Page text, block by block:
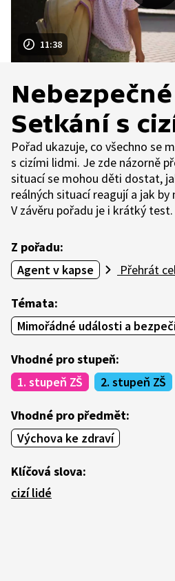
11:38
Setkání s
Pořad ukazuje, co všechno se
s cizími lidmi. Je zde názorně
situací se mohou děti dostat,
reálných situací reagují a jak
V závěru pořadu je i krátký test.
Z pořadu:
Agent v kapse
Přehrát
Témata:
Mimořádné události a
Vhodné pro stupeň:
1. stupeň ZŠ
2. stupeň ZŠ
Vhodné pro předmět:
Výchova ke zdraví
Klíčová slova:
cizí lidé